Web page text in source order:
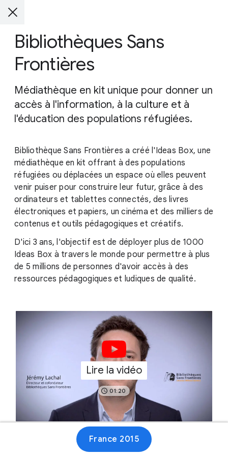
Bibliothèques Sans
Frontières
Médiathèque en kit unique pour donner un
accès à l'information, à la culture et à
l'éducation des populations réfugiées.
Bibliothèque Sans Frontières a créé l'Ideas Box, une
médiathèque en kit offrant à des populations
réfugiées ou déplacées un espace où elles peuvent
venir puiser pour construire leur futur, grâce à des
ordinateurs et tablettes connectés, des livres
électroniques et papiers, un cinéma et des milliers de
contenus et outils pédagogiques et créatifs.
D'ici 3 ans, l'objectif est de déployer plus de 1000
Ideas Box à travers le monde pour permettre à plus
de 5 millions de personnes d'avoir accès à des
ressources pédagogiques et ludiques de qualité.
Lire la vidéo
01:20
France 2015